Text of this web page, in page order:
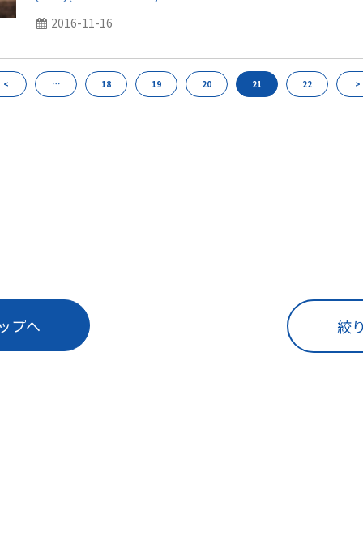
2016-11-16
< … 18 19 20 21 22 >
プへ 絞